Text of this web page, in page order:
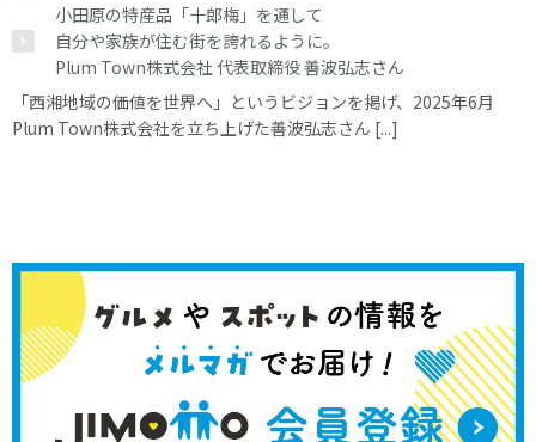
小田原の特産品「十郎梅」を通して
自分や家族が住む街を誇れるように。
Plum Town株式会社 代表取締役 善波弘志さん
「西湘地域の価値を世界へ」というビジョンを掲げ、2025年6月
Plum Town株式会社を立ち上げた善波弘志さん [...]